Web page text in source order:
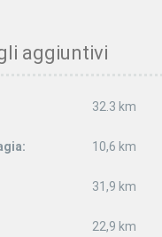
aggiuntivi
32.3 km
10,6 km
31,9 km
22,9 km